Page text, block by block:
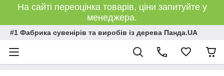
На сайті переоцінка товарів, ціни запитуйте у
менеджера.
#1 Фабрика сувенірів та виробів із дерева Панда.UA